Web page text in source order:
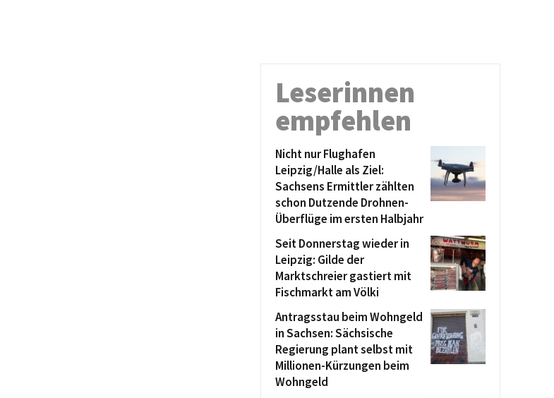
Leserinnen
empfehlen
Nicht nur Flughafen
Leipzig/Halle als Ziel:
Sachsens Ermittler zählten
schon Dutzende Drohnen-
Überflüge im ersten Halbjahr
Seit Donnerstag wieder in
Leipzig: Gilde der
Marktschreier gastiert mit
Fischmarkt am Völki
Antragsstau beim Wohngeld
in Sachsen: Sächsische
Regierung plant selbst mit
Millionen-Kürzungen beim
Wohngeld